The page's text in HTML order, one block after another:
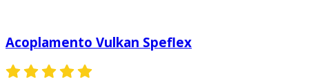
Acoplamento Vulkan Speflex